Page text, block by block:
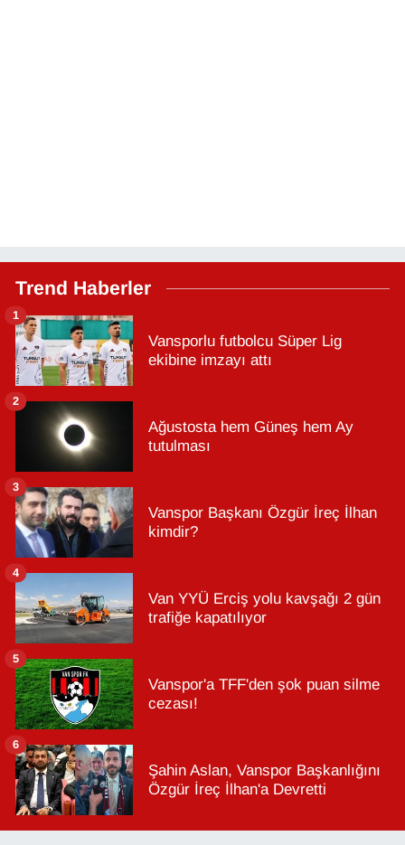
Trend Haberler
Vansporlu futbolcu Süper Lig
ekibine imzayı attı
1
Ağustosta hem Güneş hem Ay
tutulması
2
Vanspor Başkanı Özgür İreç İlhan
kimdir?
3
Van YYÜ Erciş yolu kavşağı 2 gün
trafiğe kapatılıyor
4
Vanspor'a TFF'den şok puan silme
cezası!
5
Şahin Aslan, Vanspor Başkanlığını
Özgür İreç İlhan'a Devretti
6